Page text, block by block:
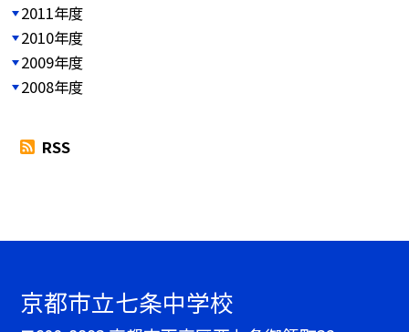
2011年度
2010年度
2009年度
2008年度
RSS
京都市立七条中学校